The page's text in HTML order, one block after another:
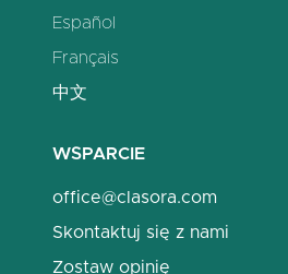
Español
Français
中文
WSPARCIE
office@clasora.com
Skontaktuj się z nami
Zostaw opinię